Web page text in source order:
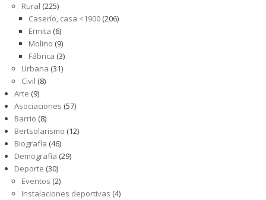
Rural (225)
Caserío, casa <1900 (206)
Ermita (6)
Molino (9)
Fábrica (3)
Urbana (31)
Civil (8)
Arte (9)
Asociaciones (57)
Barrio (8)
Bertsolarismo (12)
Biografía (46)
Demografía (29)
Deporte (30)
Eventos (2)
Instalaciones deportivas (4)